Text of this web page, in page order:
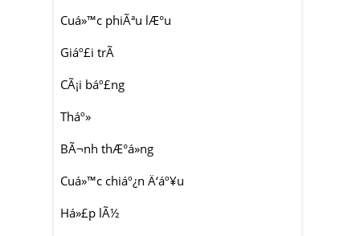
Cuá»™c phiÃªu lÆ°u
Giáº£i trÃ­
CÃ¡i báº£ng
Tháº»
BÃ¬nh thÆ°á»ng
Cuá»™c chiáº¿n Ä‘áº¥u
Há»£p lÃ½